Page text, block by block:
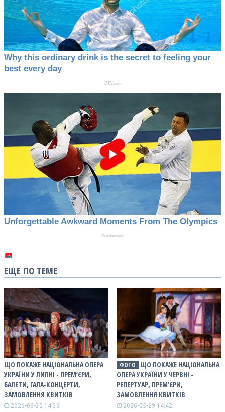
ЕЩЕ ПО ТЕМЕ
ЩО ПОКАЖЕ НАЦІОНАЛЬНА ОПЕРА
УКРАЇНИ У ЛИПНІ - ПРЕМ’ЄРИ,
БАЛЕТИ, ГАЛА-КОНЦЕРТИ,
ЗАМОВЛЕННЯ КВИТКІВ
2026-06-30 14:36
ФОТО
ЩО ПОКАЖЕ НАЦІОНАЛЬНА
ОПЕРА УКРАЇНИ У ЧЕРВНІ -
РЕПЕРТУАР, ПРЕМʼЄРИ,
ЗАМОВЛЕННЯ КВИТКІВ
2026-05-29 14:42